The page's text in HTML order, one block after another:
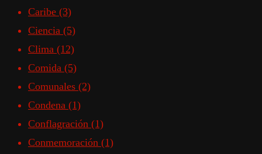
Caribe (3)
Ciencia (5)
Clima (12)
Comida (5)
Comunales (2)
Condena (1)
Conflagración (1)
Conmemoración (1)